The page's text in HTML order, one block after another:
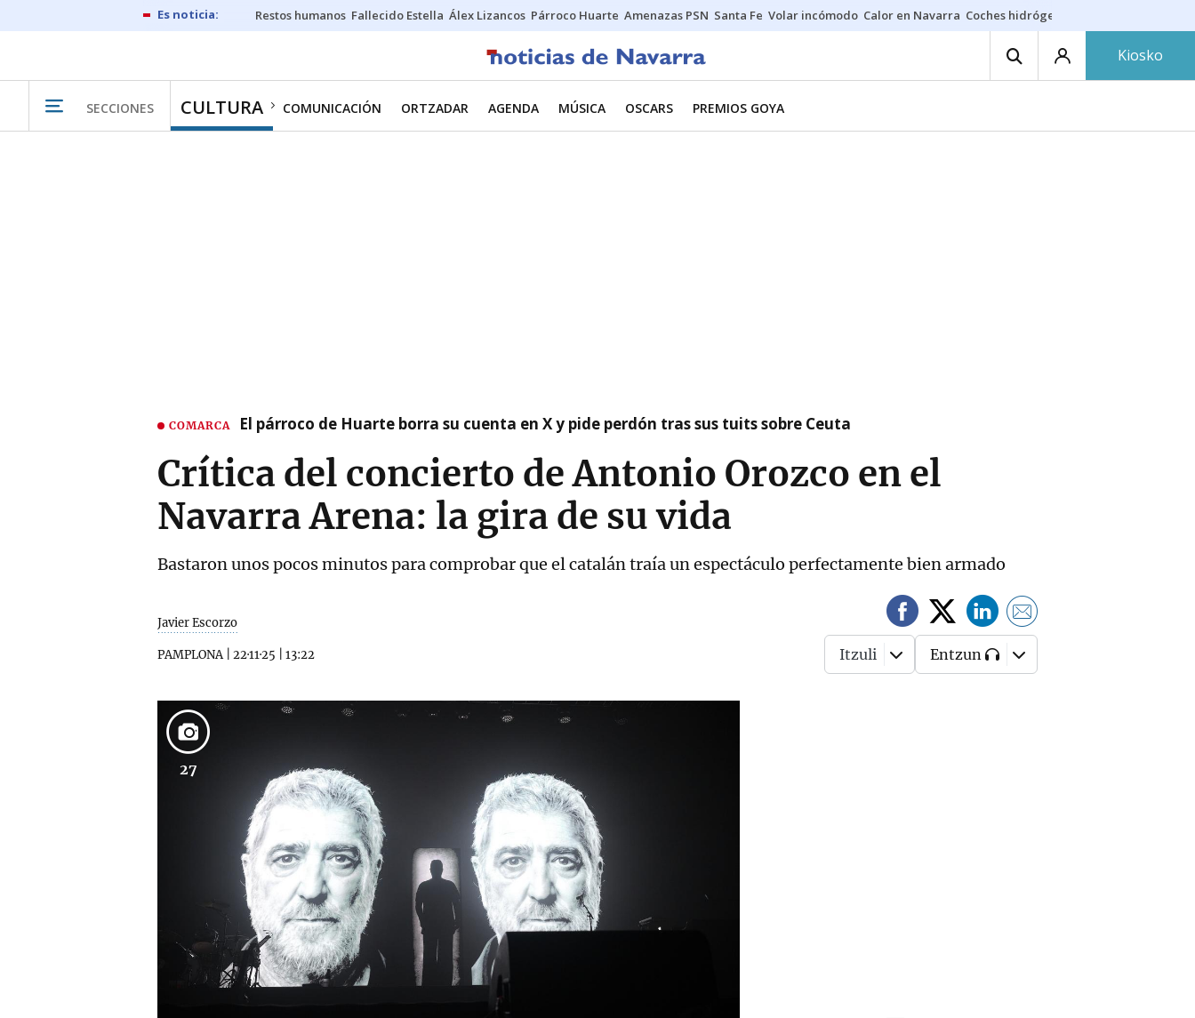
Restos humanos Fallecido Estella Álex Lizancos Párroco Huarte Amenazas PSN Santa Fe Volar incómodo Calor en Navarra Coches hidrógeno
Kiosko
SECCIONES CULTURA COMUNICACIÓN ORTZADAR AGENDA MÚSICA OSCARS PREMIOS GOYA
COMARCA El párroco de Huarte borra su cuenta en X y pide perdón tras sus tuits sobre Ceuta
Crítica del concierto de Antonio Orozco en el
Navarra Arena: la gira de su vida
Bastaron unos pocos minutos para comprobar que el catalán traía un espectáculo perfectamente bien armado
Javier Escorzo
PAMPLONA| 22·11·25 13:22 Itzuli Entzun
27